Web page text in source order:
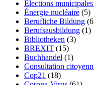
Élections
Énergie nucléaire (5)
Berufliche Bildung
Berufsausbildung (1)
Bibliotheken (3)
BREXIT (15)
Buchhandel (1)
Consultation
Cop21 (18)